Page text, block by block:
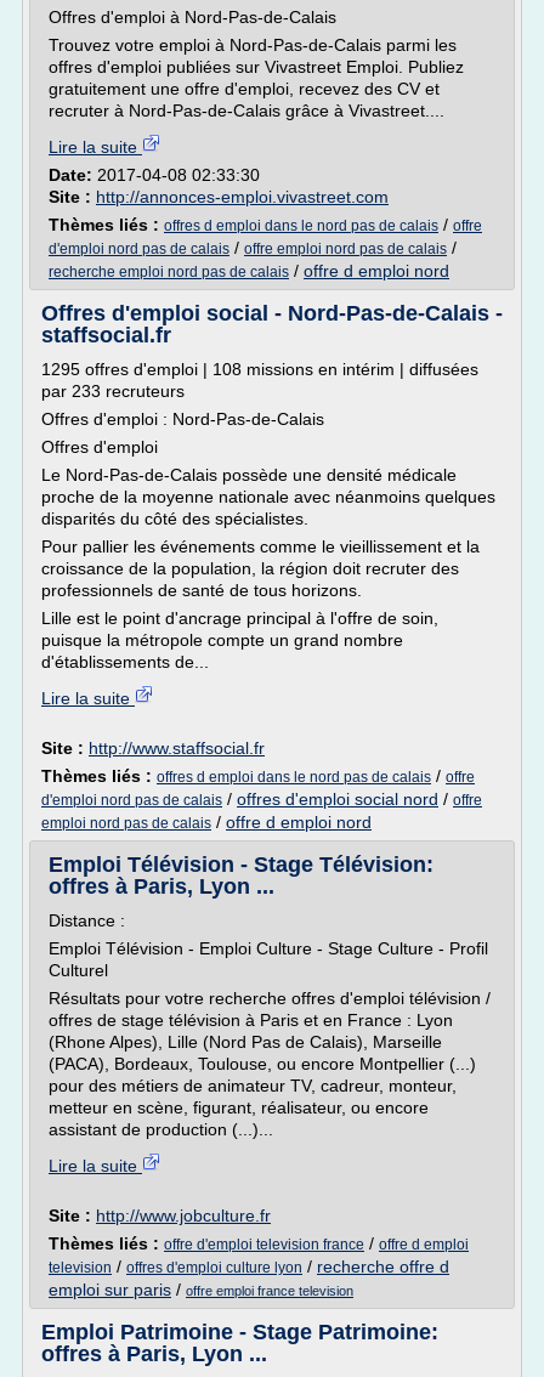
Offres d'emploi à Nord-Pas-de-Calais
Trouvez votre emploi à Nord-Pas-de-Calais parmi les
offres d'emploi publiées sur Vivastreet Emploi. Publiez
gratuitement une offre d'emploi, recevez des CV et
recruter à Nord-Pas-de-Calais grâce à Vivastreet....
Lire la suite
Date: 2017-04-08 02:33:30
Site : http://annonces-emploi.vivastreet.com
Thèmes liés : offres d emploi dans le nord pas de calais / offre
d'emploi nord pas de calais / offre emploi nord pas de calais /
recherche emploi nord pas de calais / offre d emploi nord
Offres d'emploi social - Nord-Pas-de-Calais -
staffsocial.fr
1295 offres d'emploi | 108 missions en intérim | diffusées
par 233 recruteurs
Offres d'emploi : Nord-Pas-de-Calais
Offres d'emploi
Le Nord-Pas-de-Calais possède une densité médicale
proche de la moyenne nationale avec néanmoins quelques
disparités du côté des spécialistes.
Pour pallier les événements comme le vieillissement et la
croissance de la population, la région doit recruter des
professionnels de santé de tous horizons.
Lille est le point d'ancrage principal à l'offre de soin,
puisque la métropole compte un grand nombre
d'établissements de...
Lire la suite
Site : http://www.staffsocial.fr
Thèmes liés : offres d emploi dans le nord pas de calais / offre
d'emploi nord pas de calais / offres d'emploi social nord / offre
emploi nord pas de calais / offre d emploi nord
Emploi Télévision - Stage Télévision:
offres à Paris, Lyon ...
Distance :
Emploi Télévision - Emploi Culture - Stage Culture - Profil
Culturel
Résultats pour votre recherche offres d'emploi télévision /
offres de stage télévision à Paris et en France : Lyon
(Rhone Alpes), Lille (Nord Pas de Calais), Marseille
(PACA), Bordeaux, Toulouse, ou encore Montpellier (...)
pour des métiers de animateur TV, cadreur, monteur,
metteur en scène, figurant, réalisateur, ou encore
assistant de production (...)...
Lire la suite
Site : http://www.jobculture.fr
Thèmes liés : offre d'emploi television france / offre d emploi
television / offres d'emploi culture lyon / recherche offre d
emploi sur paris / offre emploi france television
Emploi Patrimoine - Stage Patrimoine:
offres à Paris, Lyon ...